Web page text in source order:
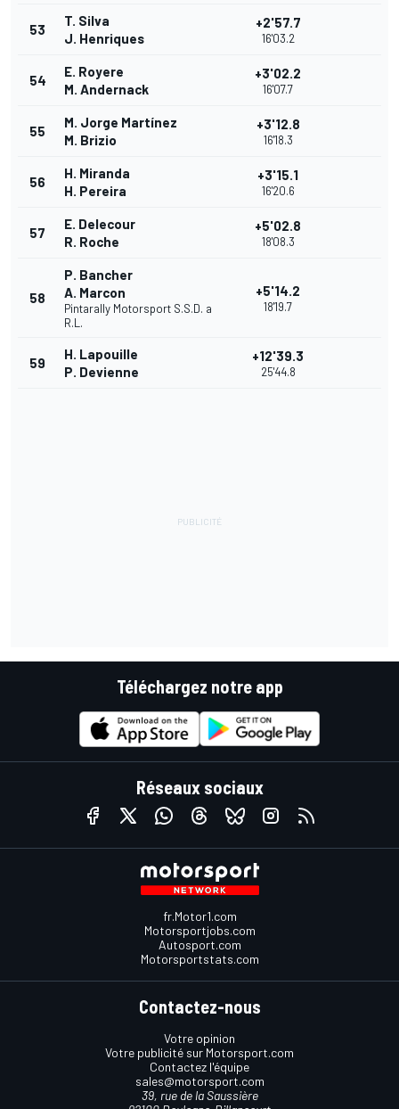
53
T. Silva
J. Henriques
+2'57.7
16'03.2
54
E. Royere
M. Andernack
+3'02.2
16'07.7
55
M. Jorge Martínez
M. Brizio
+3'12.8
16'18.3
56
H. Miranda
H. Pereira
+3'15.1
16'20.6
57
E. Delecour
R. Roche
+5'02.8
18'08.3
58
P. Bancher
A. Marcon
Pintarally Motorsport S.S.D. a
R.L.
+5'14.2
18'19.7
59
H. Lapouille
P. Devienne
+12'39.3
25'44.8
Téléchargez notre app
Réseaux sociaux
fr.Motor1.com
Motorsportjobs.com
Autosport.com
Motorsportstats.com
Contactez-nous
Votre opinion
Votre publicité sur Motorsport.com
Contactez l'équipe
sales@motorsport.com
39, rue de la Saussière